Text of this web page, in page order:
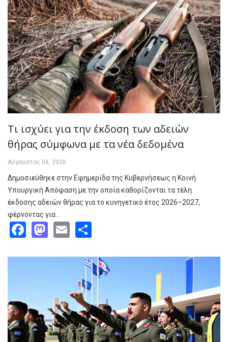
Τι ισχύει για την έκδοση των αδειών
θήρας σύμφωνα με τα νέα δεδομένα
Αύγουστος 06, 2026
Δημοσιεύθηκε στην Εφημερίδα της Κυβερνήσεως η Κοινή
Υπουργική Απόφαση με την οποία καθορίζονται τα τέλη
έκδοσης αδειών θήρας για το κυνηγετικό έτος 2026–2027,
φέρνοντας για…
Facebook
Mastodon
Email